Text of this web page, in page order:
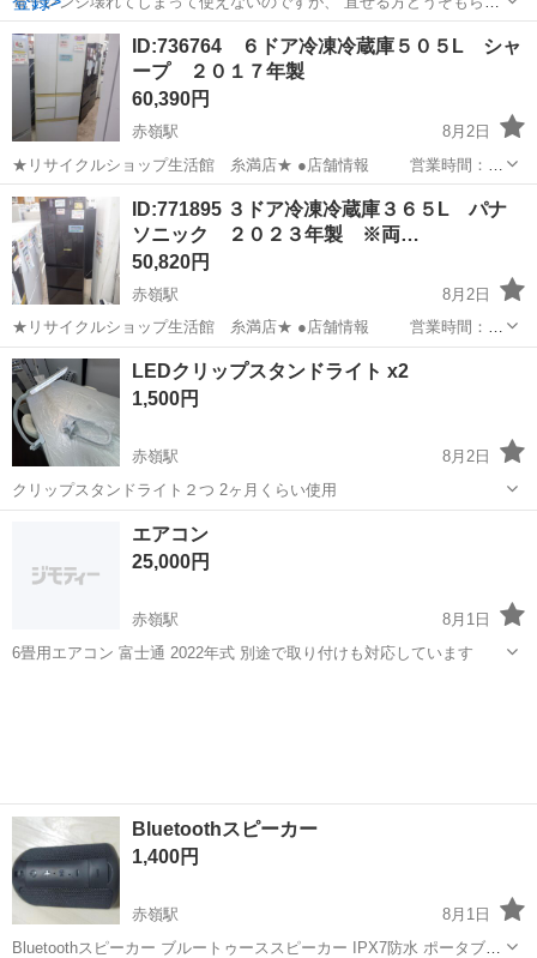
てください。 まだ綺麗なので、捨てるのがもったいなくて投稿しまし
た。 受け渡し場所は 豊見城市与根です。
沖縄 豊見城市 キッチン家電
ID:736764 ６ドア冷凍冷蔵庫５０５L シャ
ープ ２０１７年製
60,390円
赤嶺駅
8月2日
★リサイクルショップ生活館 糸満店★ ●店舗情報 営業時間：
10：00 ～ 19：30(定休なし） 住 所：糸満市兼城369-10 お
支払いは、現金、各種クレジットカード（税込み...
沖縄 糸満市 キッチン家電 店舗
ID:771895 ３ドア冷凍冷蔵庫３６５L パナ
ソニック ２０２３年製 ※両…
50,820円
赤嶺駅
8月2日
★リサイクルショップ生活館 糸満店★ ●店舗情報 営業時間：
10：00 ～ 19：30(定休なし） 住 所：糸満市兼城369-10 お
支払いは、現金、各種クレジットカード（税込み...
沖縄 糸満市 赤嶺駅 キッチン家電 店舗
LEDクリップスタンドライト x2
1,500円
赤嶺駅
8月2日
クリップスタンドライト２つ 2ヶ月くらい使用
エアコン
25,000円
赤嶺駅
8月1日
6畳用エアコン 富士通 2022年式 別途で取り付けも対応しています
Bluetoothスピーカー
1,400円
赤嶺駅
8月1日
Bluetoothスピーカー ブルートゥーススピーカー IPX7防水 ポータブル